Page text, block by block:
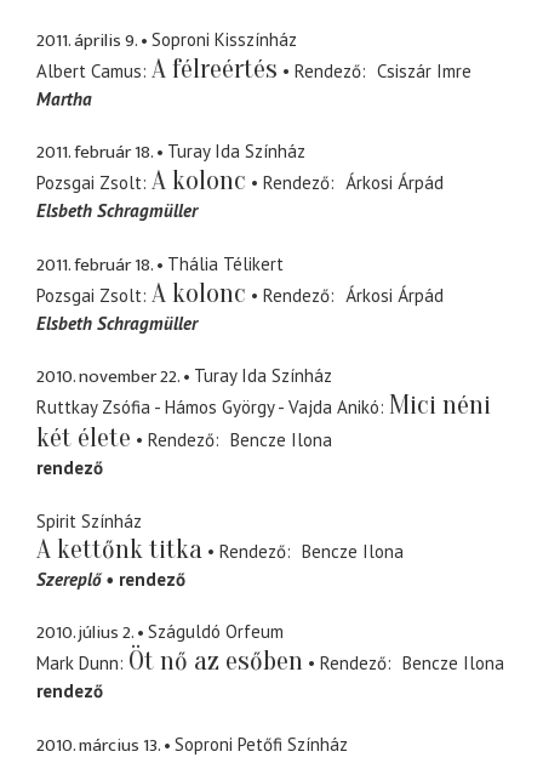
2011. április 9.
Soproni Kisszínház
Albert Camus A félreértés Rendező
Csiszár Imre
Martha
2011. február 18.
Turay Ida Színház
Pozsgai Zsolt A kolonc Rendező
Árkosi Árpád
Elsbeth Schragmüller
2011. február 18.
Thália Télikert
Pozsgai Zsolt A kolonc Rendező
Árkosi Árpád
Elsbeth Schragmüller
2010. november 22.
Turay Ida Színház
Ruttkay Zsófia - Hámos György - Vajda Anikó Mici néni
két élete
Rendező
Bencze Ilona
rendező
Spirit Színház
A kettőnk titka Rendező
Bencze Ilona
Szereplő
rendező
2010. július 2.
Száguldó Orfeum
Mark Dunn Öt nő az esőben Rendező
Bencze Ilona
rendező
2010. március 13. Soproni Petőfi Színház